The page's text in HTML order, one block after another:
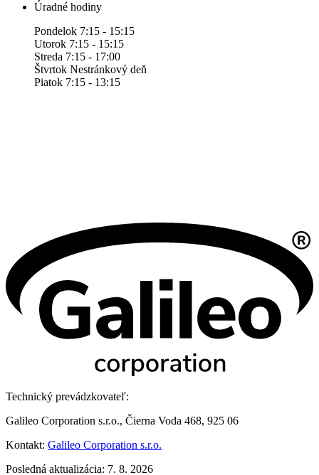
Úradné hodiny
Pondelok 7:15 - 15:15
Utorok 7:15 - 15:15
Streda 7:15 - 17:00
Štvrtok Nestránkový deň
Piatok 7:15 - 13:15
Technický prevádzkovateľ:
Galileo Corporation s.r.o., Čierna Voda 468, 925 06
Kontakt: Galileo Corporation s.r.o.
Posledná aktualizácia: 7. 8. 2026